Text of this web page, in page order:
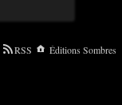
RSS
Éditions Sombres